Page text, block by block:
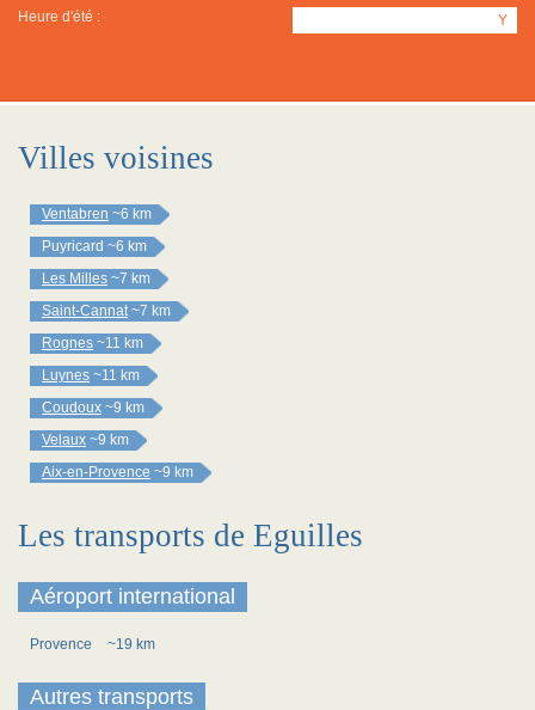
Heure d'été : Y
Villes voisines
Ventabren ~6 km
Puyricard ~6 km
Les Milles ~7 km
Saint-Cannat ~7 km
Rognes ~11 km
Luynes ~11 km
Coudoux ~9 km
Velaux ~9 km
Aix-en-Provence ~9 km
Les transports de Eguilles
Aéroport international
Provence ~19 km
Autres transports